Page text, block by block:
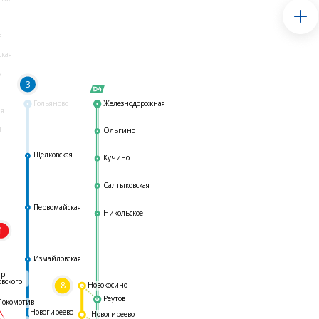
Гольяново
3
8
Железнодорожная
Ольгино
Кучино
Салтыковская
Никольское
Реутов
Измайловская
Первомайская
Щёлковская
Новогиреево
Новогиреево
Новокосино